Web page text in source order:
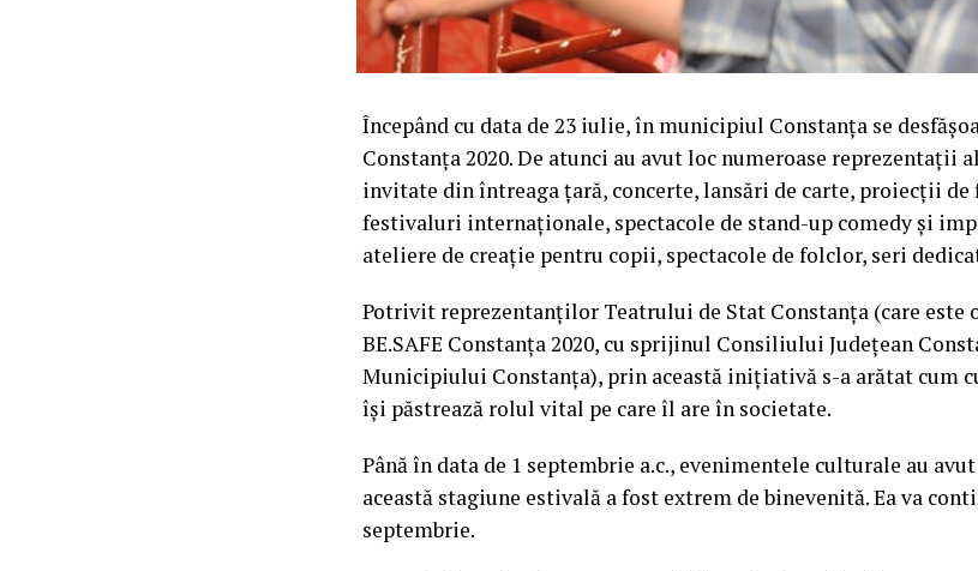
Începând cu data de 23 iulie, în municipiul Constanța se
Constanța 2020. De atunci au avut loc numeroase reprezentații
invitate din întreaga țară, concerte, lansări de carte, proiecții
festivaluri internaționale, spectacole de stand-up comedy și
ateliere de creație pentru copii, spectacole de folclor, seri
Potrivit reprezentanților Teatrului de Stat Constanța (care
BE.SAFE Constanța 2020, cu sprijinul Consiliului Județean
Municipiului Constanța), prin această inițiativă s-a arătat cum
își păstrează rolul vital pe care îl are în societate.
Până în data de 1 septembrie a.c., evenimentele culturale au
această stagiune estivală a fost extrem de binevenită. Ea va
septembrie.